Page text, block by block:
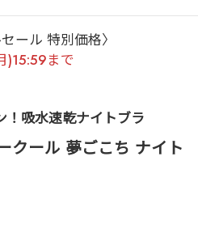
ール 特別価格〉
)15:59まで
！吸水速乾ナイトブラ
クール 夢ごこち ナイト